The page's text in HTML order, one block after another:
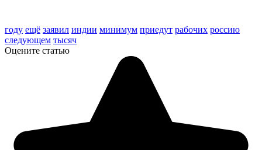
году ещё заявил индии минимум приедут рабочих россию
следующем тысяч
Оцените статью